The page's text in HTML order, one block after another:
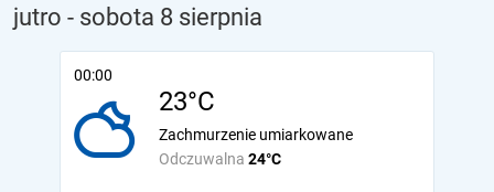
jutro - sobota 8 sierpnia
00:00
23°C
Odczuwalna 24°C
Zachmurzenie umiarkowane